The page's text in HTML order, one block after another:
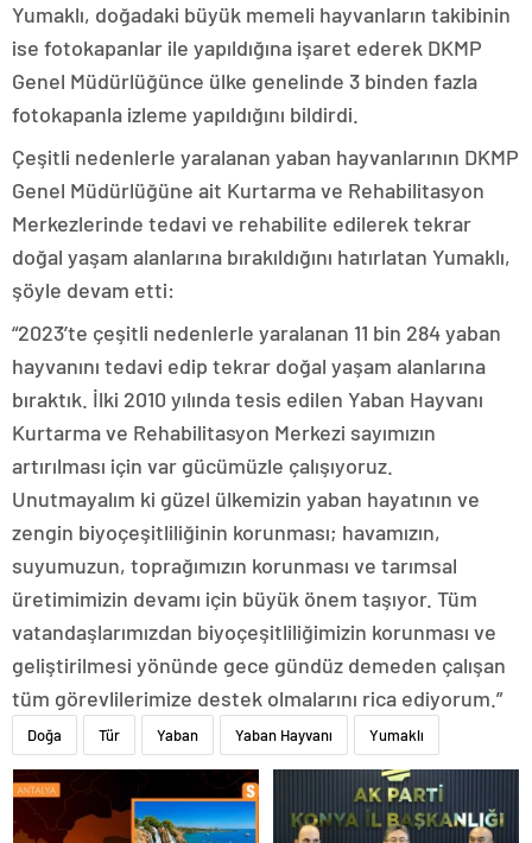
Yumaklı, doğadaki büyük memeli hayvanların takibinin
ise fotokapanlar ile yapıldığına işaret ederek DKMP
Genel Müdürlüğünce ülke genelinde 3 binden fazla
fotokapanla izleme yapıldığını bildirdi.
Çeşitli nedenlerle yaralanan yaban hayvanlarının DKMP
Genel Müdürlüğüne ait Kurtarma ve Rehabilitasyon
Merkezlerinde tedavi ve rehabilite edilerek tekrar
doğal yaşam alanlarına bırakıldığını hatırlatan Yumaklı,
şöyle devam etti:
“2023’te çeşitli nedenlerle yaralanan 11 bin 284 yaban
hayvanını tedavi edip tekrar doğal yaşam alanlarına
bıraktık. İlki 2010 yılında tesis edilen Yaban Hayvanı
Kurtarma ve Rehabilitasyon Merkezi sayımızın
artırılması için var gücümüzle çalışıyoruz.
Unutmayalım ki güzel ülkemizin yaban hayatının ve
zengin biyoçeşitliliğinin korunması; havamızın,
suyumuzun, toprağımızın korunması ve tarımsal
üretimimizin devamı için büyük önem taşıyor. Tüm
vatandaşlarımızdan biyoçeşitliliğimizin korunması ve
geliştirilmesi yönünde gece gündüz demeden çalışan
tüm görevlilerimize destek olmalarını rica ediyorum.”
Doğa Tür Yaban Yaban Hayvanı Yumaklı